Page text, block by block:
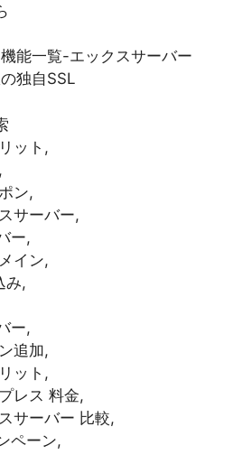
能一覧-エックスサーバー
独自SSL
ット,
ン,
サーバー,
ー,
イン,
み,
ー,
追加,
ット,
レス 料金,
サーバー 比較,
ペーン,